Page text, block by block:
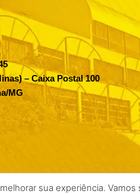
– Caixa Postal 100
MG
sua experiência.